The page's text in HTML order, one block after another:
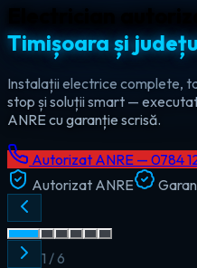
Urgențe electrice
județul Timiș
Ajungem la tine în maxim 60
noaptea. Electrician de
Lugoj, Deta și toate localitățile
Autorizat ANRE — 0784
Autorizat ANRE
2 /6